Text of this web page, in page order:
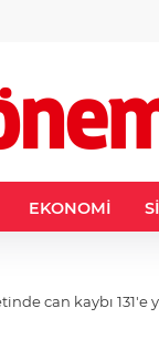
EKONOMİ
can kaybı 131'e